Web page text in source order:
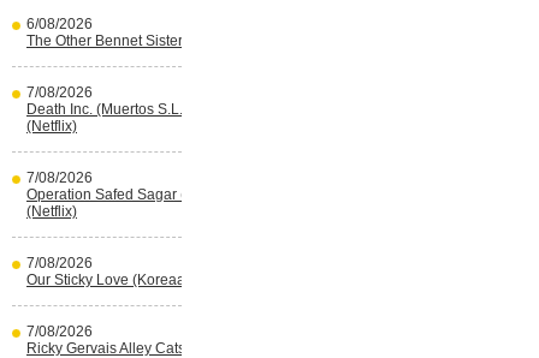
6/08/2026
The Other Bennet Sister (HBO Max)
7/08/2026
Death Inc. (Muertos S.L.) s4 (Spaans)
(Netflix)
7/08/2026
Operation Safed Sagar (Indisch)
(Netflix)
7/08/2026
Our Sticky Love (Koreaans) (Netflix)
7/08/2026
Ricky Gervais Alley Cats (Netflix)